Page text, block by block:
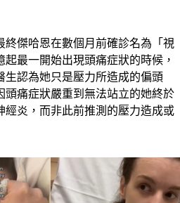
終傑哈恩在數個月前確診名為「視
最一開始出現頭痛症狀的時候，
生認為她只是壓力所造成的偏頭
頭痛症狀嚴重到無法站立的她終於
經炎，而非此前推測的壓力造成或